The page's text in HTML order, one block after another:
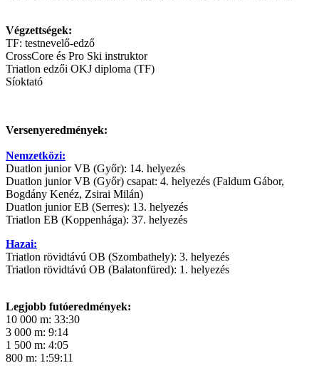
Végzettségek:
TF: testnevelő-edző
CrossCore és Pro Ski instruktor
Triatlon edzői OKJ diploma (TF)
Síoktató
Versenyeredmények:
Nemzetközi:
Duatlon junior VB (Győr): 14. helyezés
Duatlon junior VB (Győr) csapat: 4. helyezés (Faldum Gábor,
Bogdány Kenéz, Zsirai Milán)
Duatlon junior EB (Serres): 13. helyezés
Triatlon EB (Koppenhága): 37. helyezés
Hazai:
Triatlon rövidtávú OB (Szombathely): 3. helyezés
Triatlon rövidtávú OB (Balatonfüred): 1. helyezés
Legjobb futóeredmények:
10 000 m: 33:30
3 000 m: 9:14
1 500 m: 4:05
800 m: 1:59:11